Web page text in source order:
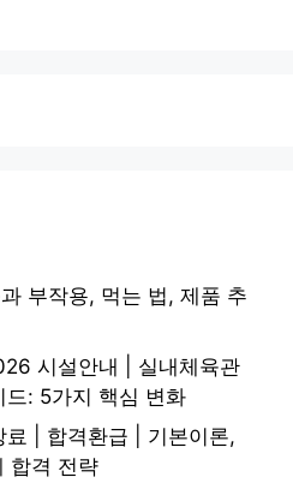
부작용, 먹는 법, 제품 추
시설안내 | 실내체육관
드: 5가지 핵심 변화
| 합격환급 | 기본이론,
합격 전략